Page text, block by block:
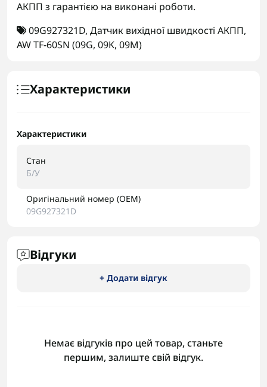
АКПП з гарантією на виконані роботи.
09G927321D, Датчик вихідної швидкості АКПП,
AW TF-60SN (09G, 09K, 09M)
Характеристики
Характеристики
Стан
Б/У
Оригінальний номер (OEM)
09G927321D
Відгуки
+ Додати відгук
Немає відгуків про цей товар, станьте
першим, залиште свій відгук.